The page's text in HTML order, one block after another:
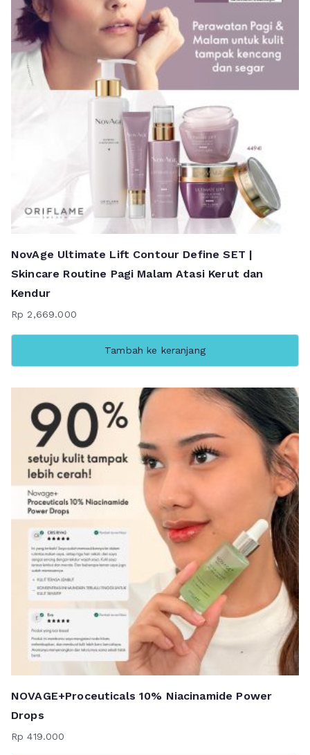
NovAge Ultimate Lift Contour Define SET |
Skincare Routine Pagi Malam Atasi Kerut dan
Kendur
Rp 2,669.000
Tambah ke keranjang
NOVAGE+Proceuticals 10% Niacinamide Power
Drops
Rp 419.000